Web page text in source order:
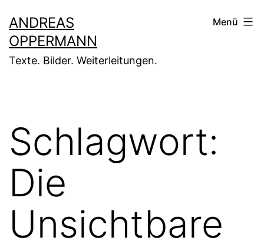
Inhalt
springen
ANDREAS
OPPERMANN
Texte. Bilder. Weiterleitungen.
Menü
Schlagwort:
Die
Unsichtbare